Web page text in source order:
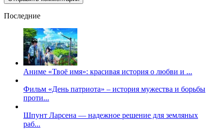
Последние
Аниме «Твоё имя»: красивая история о любви и ...
Фильм «День патриота» – история мужества и борьбы
проти...
Шпунт Ларсена — надежное решение для земляных
раб...